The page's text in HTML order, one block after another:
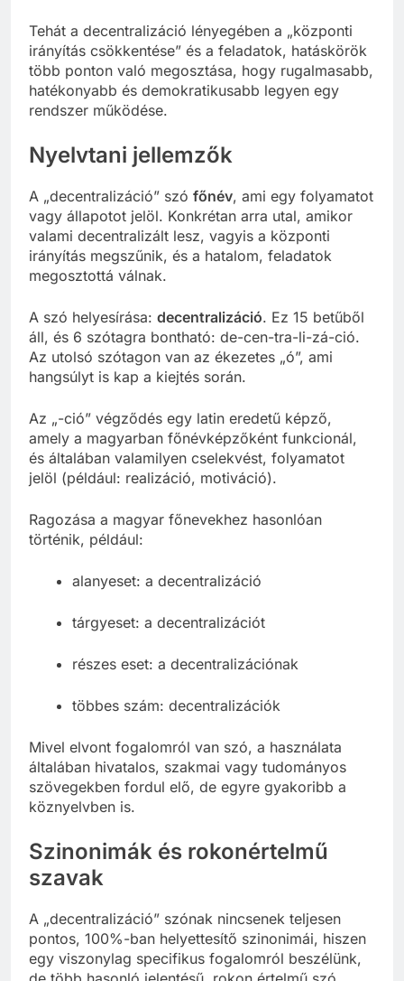
Tehát a decentralizáció lényegében a „központi
irányítás csökkentése” és a feladatok, hatáskörök
több ponton való megosztása, hogy rugalmasabb,
hatékonyabb és demokratikusabb legyen egy
rendszer működése.
Nyelvtani jellemzők
A „decentralizáció” szó főnév, ami egy folyamatot
vagy állapotot jelöl. Konkrétan arra utal, amikor
valami decentralizált lesz, vagyis a központi
irányítás megszűnik, és a hatalom, feladatok
megosztottá válnak.
A szó helyesírása: decentralizáció. Ez 15 betűből
áll, és 6 szótagra bontható: de-cen-tra-li-zá-ció.
Az utolsó szótagon van az ékezetes „ó”, ami
hangsúlyt is kap a kiejtés során.
Az „-ció” végződés egy latin eredetű képző,
amely a magyarban főnévképzőként funkcionál,
és általában valamilyen cselekvést, folyamatot
jelöl (például: realizáció, motiváció).
Ragozása a magyar főnevekhez hasonlóan
történik, például:
alanyeset: a decentralizáció
tárgyeset: a decentralizációt
részes eset: a decentralizációnak
többes szám: decentralizációk
Mivel elvont fogalomról van szó, a használata
általában hivatalos, szakmai vagy tudományos
szövegekben fordul elő, de egyre gyakoribb a
köznyelvben is.
Szinonimák és rokonértelmű
szavak
A „decentralizáció” szónak nincsenek teljesen
pontos, 100%-ban helyettesítő szinonimái, hiszen
egy viszonylag specifikus fogalomról beszélünk,